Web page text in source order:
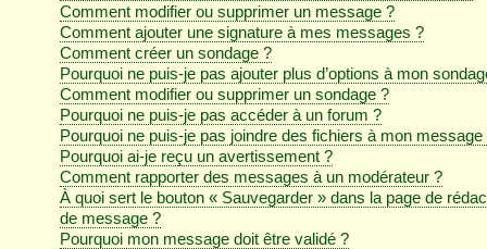
Comment modifier ou supprimer un message ?
Comment ajouter une signature à mes messages ?
Comment créer un sondage ?
Pourquoi ne puis-je pas ajouter plus d’options à mon
Comment modifier ou supprimer un sondage ?
Pourquoi ne puis-je pas accéder à un forum ?
Pourquoi ne puis-je pas joindre des fichiers à mon message
Pourquoi ai-je reçu un avertissement ?
Comment rapporter des messages à un modérateur ?
À quoi sert le bouton « Sauvegarder » dans la page de
de message ?
Pourquoi mon message doit être validé ?